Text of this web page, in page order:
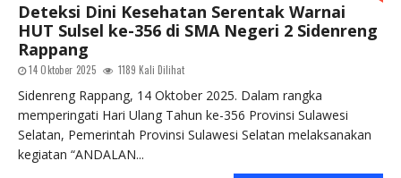
Deteksi Dini Kesehatan Serentak Warnai
HUT Sulsel ke-356 di SMA Negeri 2 Sidenreng
Rappang
14 Oktober 2025 1189 Kali Dilihat
Sidenreng Rappang, 14 Oktober 2025. Dalam rangka
memperingati Hari Ulang Tahun ke-356 Provinsi Sulawesi
Selatan, Pemerintah Provinsi Sulawesi Selatan melaksanakan
kegiatan “ANDALAN...